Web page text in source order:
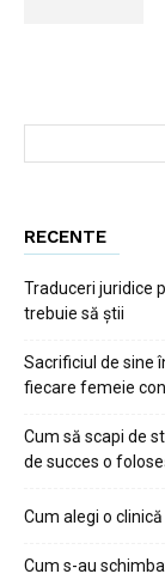
RECENTE
Traduceri juridice
trebuie să știi
Sacrificiul de sine
fiecare femeie
Cum să scapi de
de succes o
Cum alegi o
Cum s-au